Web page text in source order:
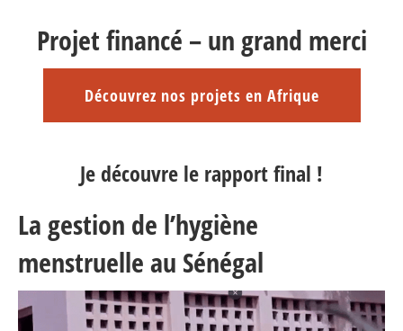
Projet financé – un grand merci
Découvrez nos projets en Afrique
Je découvre le rapport final !
La gestion de l’hygiène
menstruelle au Sénégal